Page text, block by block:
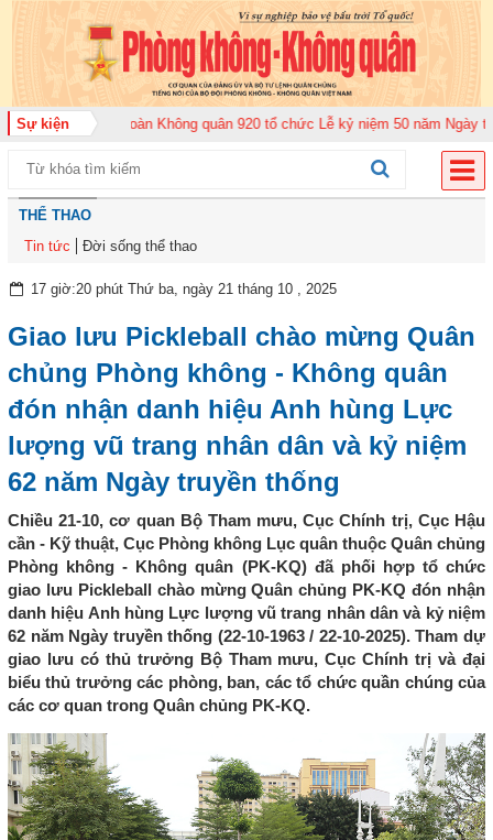
Sự kiện
Trung đoàn Không quân 920 tổ chức Lễ kỷ niệm 50 năm Ngày truyền
THỂ THAO
Tin tức
Đời sống thể thao
17 giờ:20 phút Thứ ba, ngày 21 tháng 10 , 2025
Giao lưu Pickleball chào mừng Quân
chủng Phòng không - Không quân
đón nhận danh hiệu Anh hùng Lực
lượng vũ trang nhân dân và kỷ niệm
62 năm Ngày truyền thống
Chiều 21-10, cơ quan Bộ Tham mưu, Cục Chính trị, Cục Hậu
cần - Kỹ thuật, Cục Phòng không Lục quân thuộc Quân chủng
Phòng không - Không quân (PK-KQ) đã phối hợp tổ chức
giao lưu Pickleball chào mừng Quân chủng PK-KQ đón nhận
danh hiệu Anh hùng Lực lượng vũ trang nhân dân và kỷ niệm
62 năm Ngày truyền thống (22-10-1963 / 22-10-2025). Tham dự
giao lưu có thủ trưởng Bộ Tham mưu, Cục Chính trị và đại
biểu thủ trưởng các phòng, ban, các tổ chức quần chúng của
các cơ quan trong Quân chủng PK-KQ.